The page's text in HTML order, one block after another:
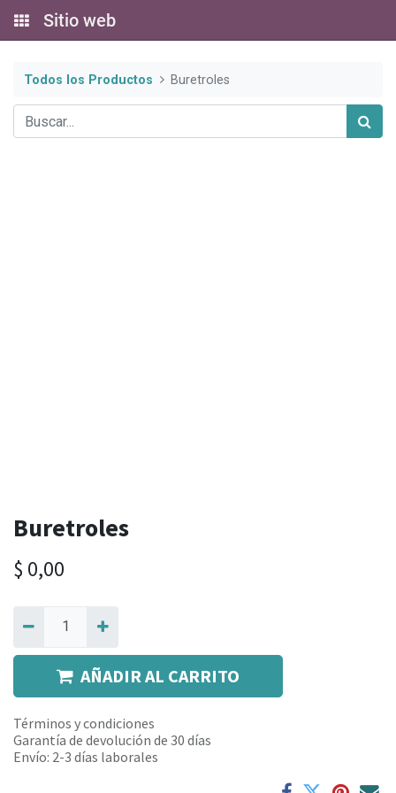
Sitio web
Todos los Productos Buretroles
Buretroles
$ 0,00
AÑADIR AL CARRITO
Términos y condiciones
Garantía de devolución de 30 días
Envío: 2-3 días laborales